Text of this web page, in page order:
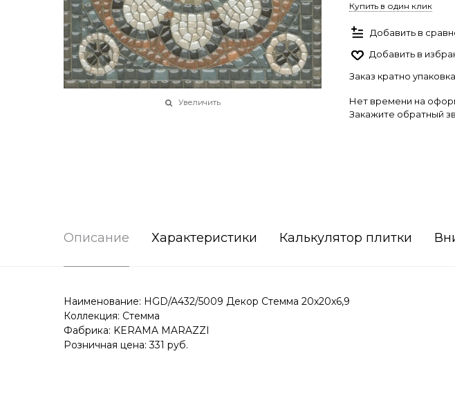
Увеличить
Купить в один клик
Добавить в
Добавить в
Заказ кратно
Нет времени на
Закажите обратный
Описание Характеристики Калькулятор плитки
Наименование: HGD/A432/5009 Декор Стемма 20x20x6,9
Коллекция: Стемма
Фабрика: KERAMA MARAZZI
Розничная цена: 331 руб.